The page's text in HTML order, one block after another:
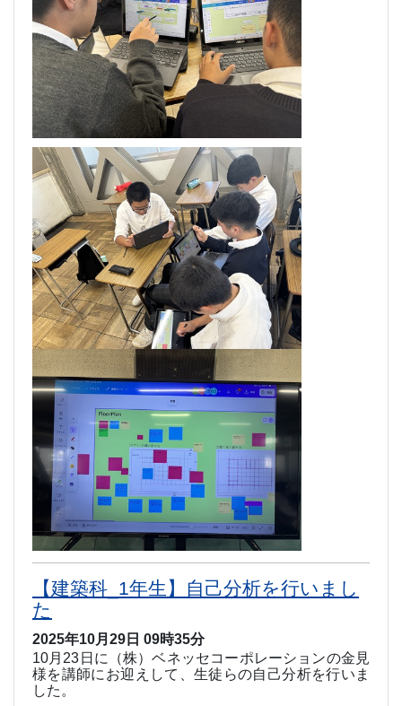
【建築科_1年生】自己分析を行いまし
た
2025年10月29日 09時35分
10月 23 日に（株）ベネッセコーポレーションの金見
様を講師にお迎えして、生徒らの自己分析を行いま
した。